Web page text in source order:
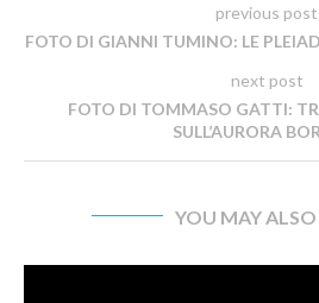
previous post
FOTO DI GIANNI TUMINO: LE
next post
FOTO DI TOMMASO GATTI:
SULL’AURORA
YOU MAY ALSO